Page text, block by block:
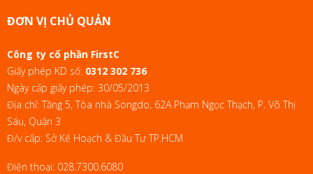
ĐƠN VỊ CHỦ QUẢN
Công ty cổ phần FirstC
Giấy phép KD số: 0312 302 736
Ngày cấp giấy phép: 30/05/2013
Địa chỉ: Tầng 5, Tòa nhà Songdo, 62A Phạm Ngọc Thạch, P. Võ Thị
Sáu, Quận 3
Đ/v cấp: Sở Kế Hoạch & Đầu Tư TP.HCM
Điện thoại: 028.7300.6080